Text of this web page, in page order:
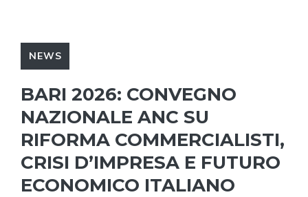
NEWS
BARI 2026: CONVEGNO
NAZIONALE ANC SU
RIFORMA COMMERCIALISTI,
CRISI D’IMPRESA E FUTURO
ECONOMICO ITALIANO